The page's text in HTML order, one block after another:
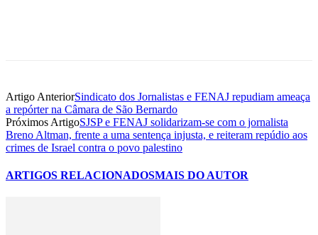
Artigo AnteriorSindicato dos Jornalistas e FENAJ repudiam ameaça
a repórter na Câmara de São Bernardo
Próximos ArtigoSJSP e FENAJ solidarizam-se com o jornalista
Breno Altman, frente a uma sentença injusta, e reiteram repúdio aos
crimes de Israel contra o povo palestino
ARTIGOS RELACIONADOSMAIS DO AUTOR